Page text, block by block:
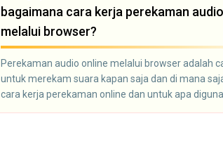
bagaimana cara kerja perekaman
melalui browser?
Perekaman audio online melalui browser adalah
untuk merekam suara kapan saja dan di mana
cara kerja perekaman online dan untuk apa